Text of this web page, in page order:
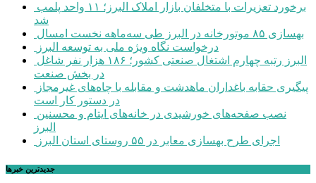
شد
بهسازی ۸۵ موتورخانه در البرز طی سه‌ماهه نخست امسال
درخواست نگاه ویژه ملی به توسعه البرز
در بخش صنعت
در دستور کار است
البرز
اجرای طرح بهسازی معابر در ۵۵ روستای استان البرز
جديدترين خبرها